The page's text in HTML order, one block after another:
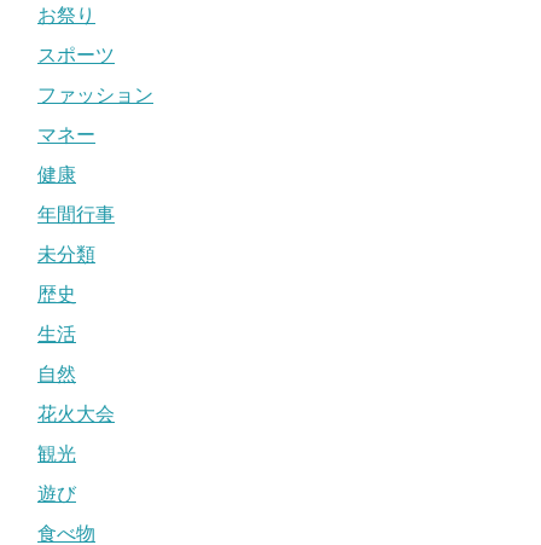
お祭り
スポーツ
ファッション
マネー
健康
年間行事
未分類
歴史
生活
自然
花火大会
観光
遊び
食べ物